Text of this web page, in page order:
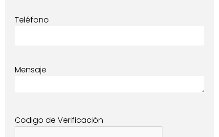
Teléfono
Mensaje
Codigo de Verificación